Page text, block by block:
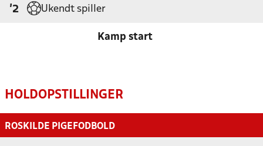
'2 Ukendt spiller
Kamp start
HOLDOPSTILLINGER
ROSKILDE PIGEFODBOLD